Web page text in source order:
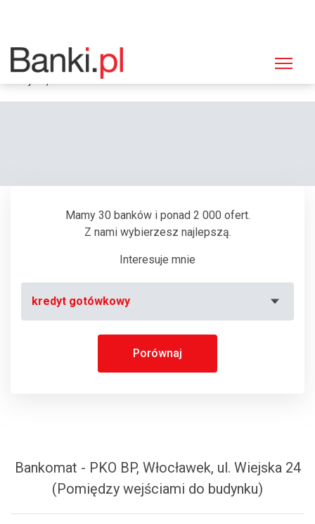
Strona główna
Bankomat PKO BP, Włocławek, ul. Wiejska 24 (Pomiędzy wejściami do
Mamy 30 banków i ponad 2 000 ofert.
Z nami wybierzesz najlepszą.
Interesuje mnie
kredyt gotówkowy
Porównaj
Bankomat - PKO BP, Włocławek, ul. Wiejska 24
(Pomiędzy wejściami do budynku)